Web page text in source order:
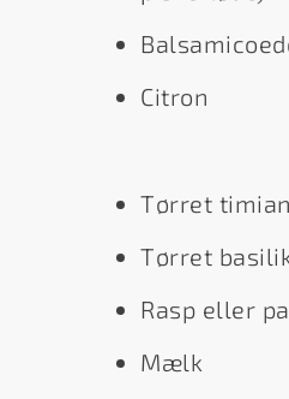
Citron
Tørret timian
Tørret
Rasp eller
Mælk